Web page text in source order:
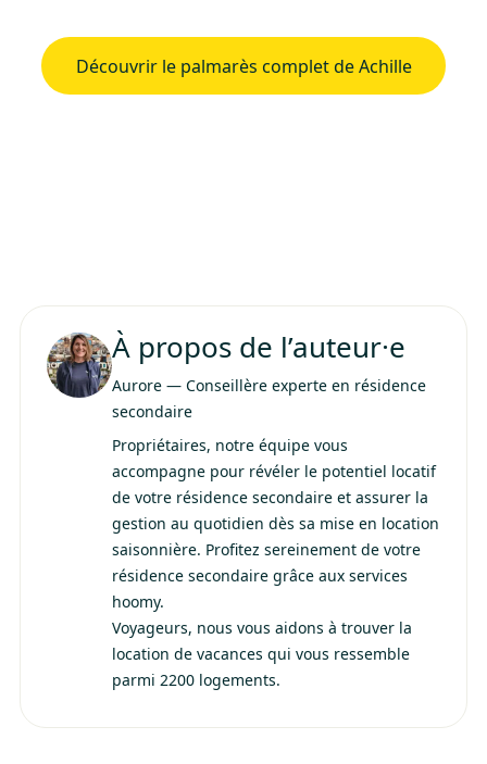
Découvrir le palmarès complet de Achille
À propos de l’auteur·e
Aurore — Conseillère experte en résidence
secondaire
Propriétaires, notre équipe vous
accompagne pour révéler le potentiel locatif
de votre résidence secondaire et assurer la
gestion au quotidien dès sa mise en location
saisonnière. Profitez sereinement de votre
résidence secondaire grâce aux services
hoomy.
Voyageurs, nous vous aidons à trouver la
location de vacances qui vous ressemble
parmi 2200 logements.